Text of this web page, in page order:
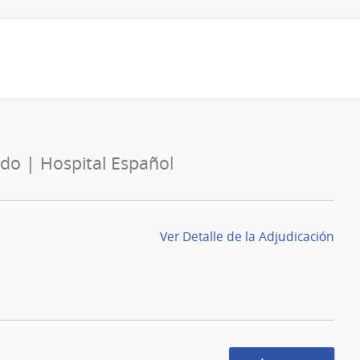
| Hospital Español
Ver Detalle de la Adjudicación